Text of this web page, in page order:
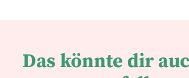
Das könnte dir